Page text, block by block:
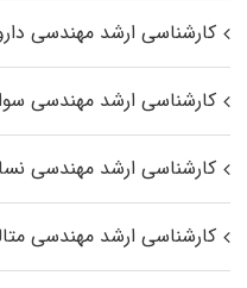
کارشناسی ارشد مهندسی
کارشناسی ارشد مهندسی
کارشناسی ارشد مهندسی
کارشناسی ارشد مهندسی